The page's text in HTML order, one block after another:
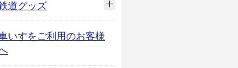
道グッズ
いすをご利用のお客様